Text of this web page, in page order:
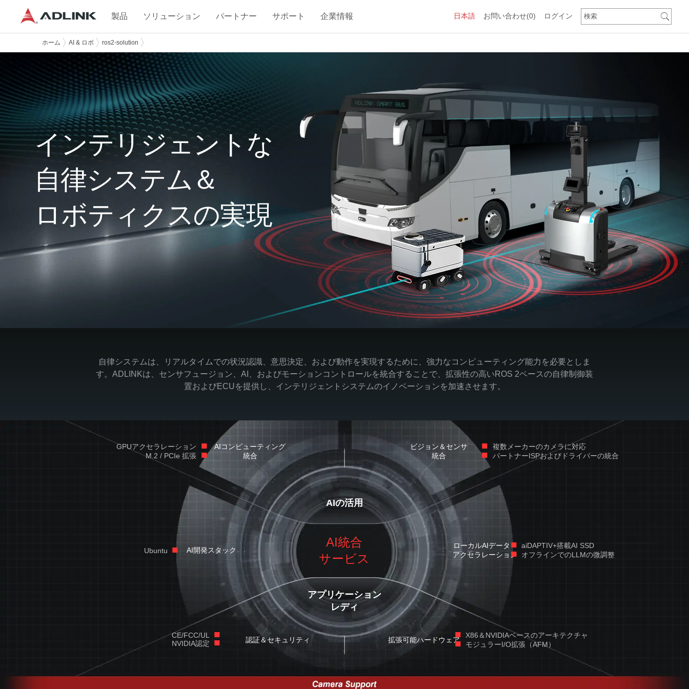
お問い合わせ(0)
日本語 ログイン
製品 ソリューション パートナー サポート 企業情報
ホーム AI & ロボ ros2-solution
インテリジェントな
自律システム＆
ロボティクスの実現
自律システムは、リアルタイムでの状況認識、意思決定、および動作を実現するために、強力なコンピューティング能力を必要としま
す。ADLINKは、センサフュージョン、AI、およびモーションコントロールを統合することで、拡張性の高いROS 2ベースの自律制御装
置およびECUを提供し、インテリジェントシステムのイノベーションを加速させます。
GPUアクセラレーション ■
M.2 / PCIe 拡張 ■
AIコンピューティング
統合
AIの活用
ビジョン＆センサ
統合
■ 複数メーカーのカメラに対応
■ パートナーISPおよびドライバーの統合
Ubuntu ■ AI開発スタック
AI統合
サービス
ローカルAIデータ
アクセラレーション
■ aiDAPTIV+搭載AI SSD
■ オフラインでのLLMの微調整
CE/FCC/UL ■
NVIDIA認定 ■ 認証＆セキュリティ
アプリケーション
レディ
拡張可能ハードウェア
■ X86＆NVIDIAベースのアーキテクチャ
■ モジュラーI/O拡張（AFM）